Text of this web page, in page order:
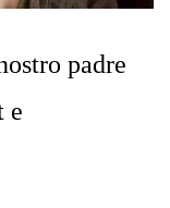
padre
e